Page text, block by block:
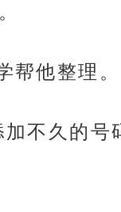
他整理。
不久的号